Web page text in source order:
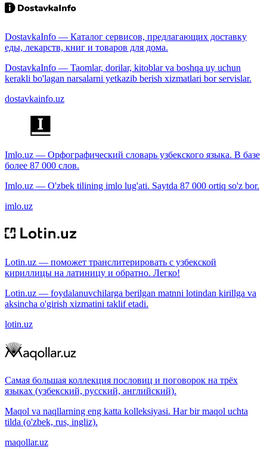
DostavkaInfo — Каталог сервисов, предлагающих доставку
еды, лекарств, книг и товаров для дома.
DostavkaInfo — Taomlar, dorilar, kitoblar va boshqa uy uchun
kerakli bo'lagan narsalarni yetkazib berish xizmatlari bor servislar.
dostavkainfo.uz
Imlo.uz — Орфографический словарь узбекского языка. В базе
более 87 000 слов.
Imlo.uz — O'zbek tilining imlo lug'ati. Saytda 87 000 ortiq so'z bor.
imlo.uz
Lotin.uz — поможет транслитерировать с узбекской
кириллицы на латиницу и обратно. Легко!
Lotin.uz — foydalanuvchilarga berilgan matnni lotindan kirillga va
aksincha o'girish xizmatini taklif etadi.
lotin.uz
Самая большая коллекция пословиц и поговорок на трёх
языках (узбекский, русский, английский).
Maqol va naqllarning eng katta kolleksiyasi. Har bir maqol uchta
tilda (o'zbek, rus, ingliz).
maqollar.uz